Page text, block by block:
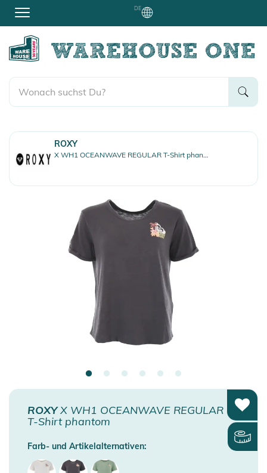
DE
ROXY
X WH1 OCEANWAVE REGULAR T-Shirt phantom
ROXYX WH1 OCEANWAVE REGULAR
T-Shirt phantom
Farb- und Artikelalternativen: